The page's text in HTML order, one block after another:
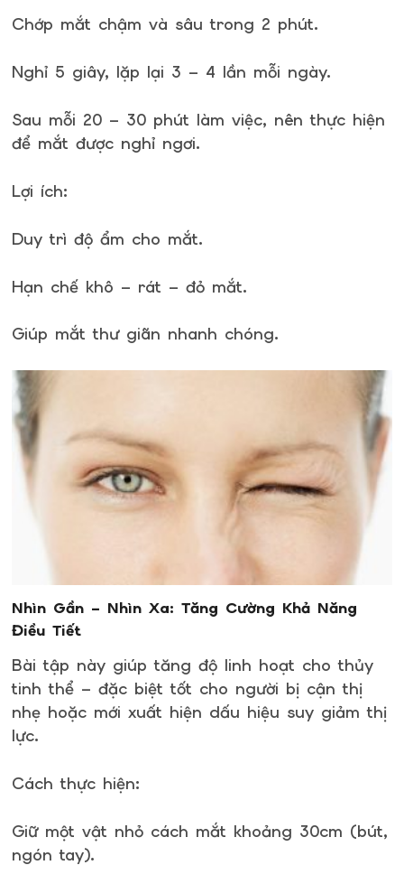
Chớp mắt chậm và sâu trong 2 phút.
Nghỉ 5 giây, lặp lại 3 – 4 lần mỗi ngày.
Sau mỗi 20 – 30 phút làm việc, nên thực hiện
để mắt được nghỉ ngơi.
Lợi ích:
Duy trì độ ẩm cho mắt.
Hạn chế khô – rát – đỏ mắt.
Giúp mắt thư giãn nhanh chóng.
Nhìn Gần – Nhìn Xa: Tăng Cường Khả Năng
Điều Tiết
Bài tập này giúp tăng độ linh hoạt cho thủy
tinh thể – đặc biệt tốt cho người bị cận thị
nhẹ hoặc mới xuất hiện dấu hiệu suy giảm thị
lực.
Cách thực hiện:
Giữ một vật nhỏ cách mắt khoảng 30cm (bút,
ngón tay).